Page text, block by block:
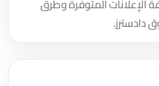
المتوفرة وطرق
دادسترز.